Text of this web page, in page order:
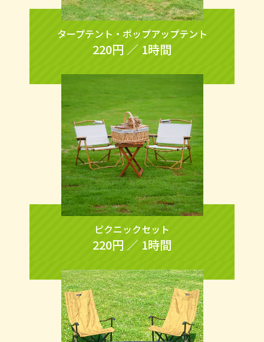
タープテント・ポップアップテント
220円 ／ 1時間
ピクニックセット
220円 ／ 1時間